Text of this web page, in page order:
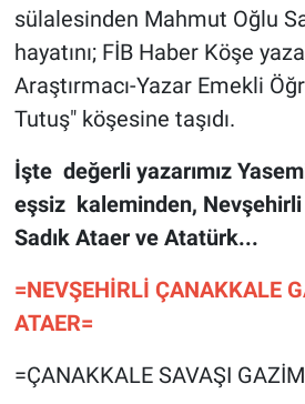
sülalesinden Mahmut Oğlu
hayatını; FİB Haber Köşe
Araştırmacı-Yazar Emekli
Tutuş" köşesine taşıdı.
İşte değerli yazarımız
eşsiz kaleminden,
Sadık Ataer ve Atatürk...
=NEVŞEHİRLİ ÇANAKKALE
ATAER=
=ÇANAKKALE SAVAŞI
Röportaj
Kayseri
Niğde
Aksaray
Kırşehir
Yerel